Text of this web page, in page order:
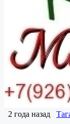
2 года назад